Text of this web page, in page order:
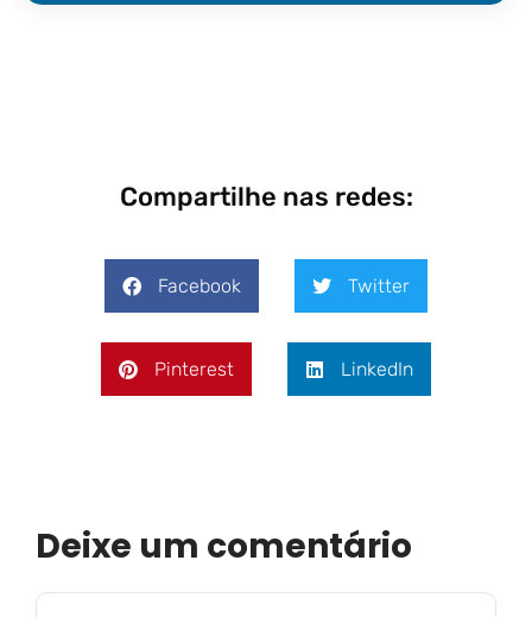
Compartilhe nas redes:
Facebook Twitter
Pinterest LinkedIn
Deixe um comentário